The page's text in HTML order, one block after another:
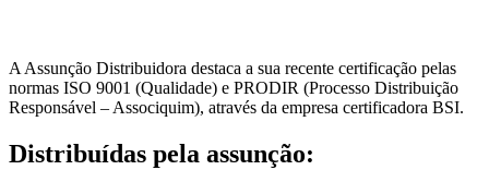
A Assunção Distribuidora destaca a sua recente certificação pelas
normas ISO 9001 (Qualidade) e PRODIR (Processo Distribuição
Responsável – Associquim), através da empresa certificadora BSI.
Distribuídas pela assunção: